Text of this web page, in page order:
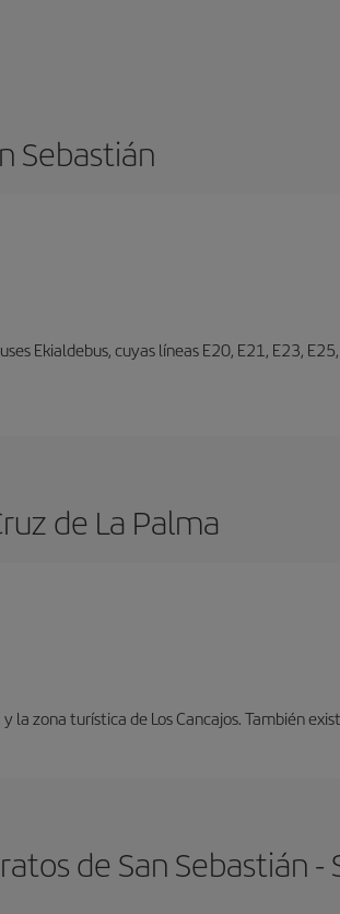
Sebastián
Ekialdebus, cuyas líneas E20, E21, E23,
de La Palma
zona turística de Los Cancajos. También
de San Sebastián -